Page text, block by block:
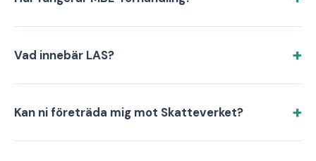
Vad innebär LAS?
Kan ni företräda mig mot Skatteverket?